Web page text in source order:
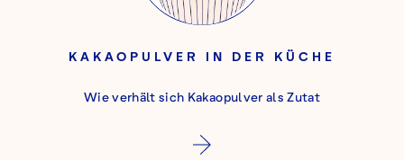
KAKAOPULVER IN DER KÜCHE
Wie verhält sich Kakaopulver als Zutat